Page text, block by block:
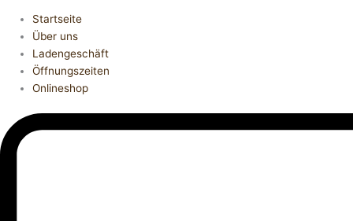
Startseite
Über uns
Ladengeschäft
Öffnungszeiten
Onlineshop